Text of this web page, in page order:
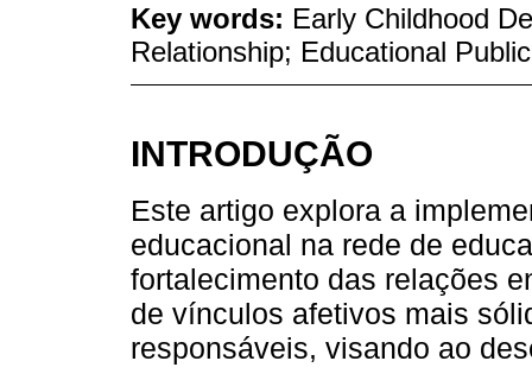
Key words: Early Childhood
Relationship; Educational
INTRODUÇÃO
Este artigo explora a
educacional na rede de
fortalecimento das relações
de vínculos afetivos mais
responsáveis, visando ao